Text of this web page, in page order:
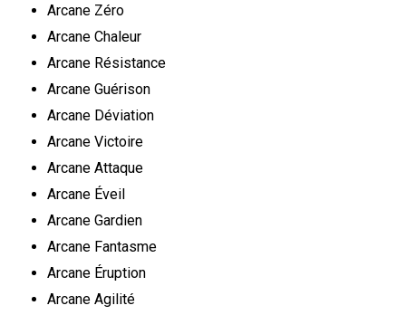
Arcane Zéro
Arcane Chaleur
Arcane Résistance
Arcane Guérison
Arcane Déviation
Arcane Victoire
Arcane Attaque
Arcane Éveil
Arcane Gardien
Arcane Fantasme
Arcane Éruption
Arcane Agilité